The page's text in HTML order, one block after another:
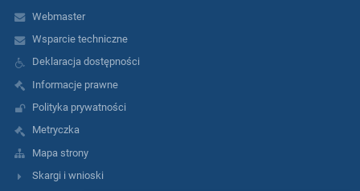
Webmaster
Wsparcie techniczne
Deklaracja dostępności
Informacje prawne
Polityka prywatności
Metryczka
Mapa strony
Skargi i wnioski